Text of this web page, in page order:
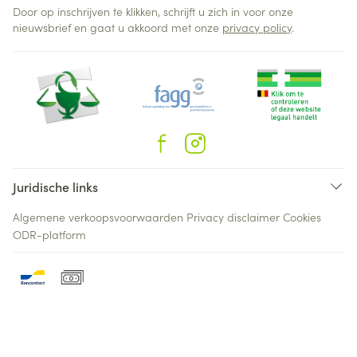
Door op inschrijven te klikken, schrijft u zich in voor onze
nieuwsbrief en gaat u akkoord met onze privacy policy.
Juridische links
Algemene verkoopsvoorwaarden Privacy disclaimer Cookies
ODR-platform